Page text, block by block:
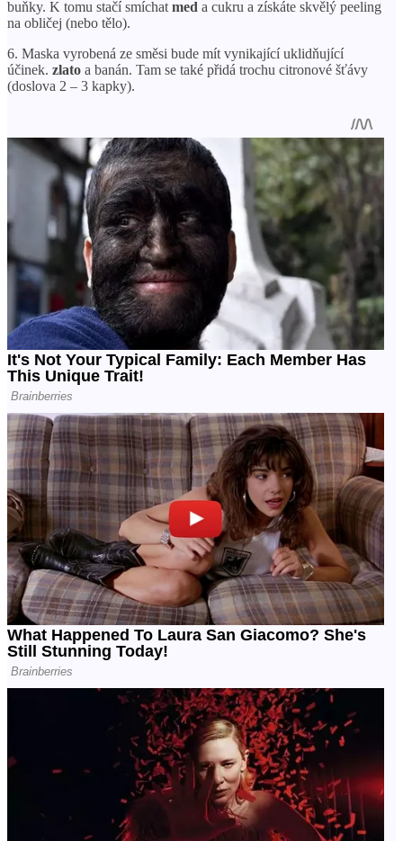
buňky. K tomu stačí smíchat med a cukru a získáte skvělý peeling
na obličej (nebo tělo).
6. Maska vyrobená ze směsi bude mít vynikající uklidňující
účinek. zlato a banán. Tam se také přidá trochu citronové šťávy
(doslova 2 – 3 kapky).